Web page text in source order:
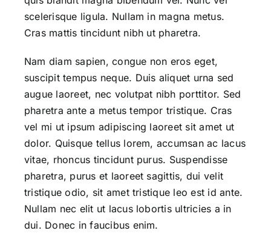
scelerisque ligula. Nullam in magna metus.
Cras mattis tincidunt nibh ut pharetra.
Nam diam sapien, congue non eros eget,
suscipit tempus neque. Duis aliquet urna sed
augue laoreet, nec volutpat nibh porttitor. Sed
pharetra ante a metus tempor tristique. Cras
vel mi ut ipsum adipiscing laoreet sit amet ut
dolor. Quisque tellus lorem, accumsan ac lacus
vitae, rhoncus tincidunt purus. Suspendisse
pharetra, purus et laoreet sagittis, dui velit
tristique odio, sit amet tristique leo est id ante.
Nullam nec elit ut lacus lobortis ultricies a in
dui. Donec in faucibus enim.